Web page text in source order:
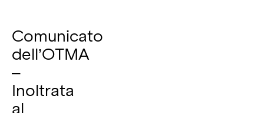
Comunicato
dell’OTMA
–
Inoltrata
al